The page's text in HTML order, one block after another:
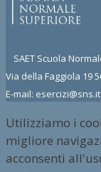
SAET Scuola
Via della Faggiola 19
E-mail: esercizi@sns.it
Utilizziamo i
migliore
acconsenti